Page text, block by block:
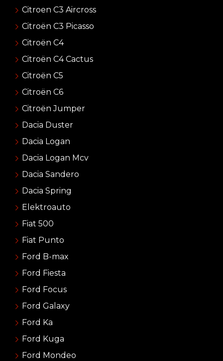
Citroen C3 Aircross
Citroën C3 Picasso
Citroën C4
Citroën C4 Cactus
Citroën C5
Citroën C6
Citroën Jumper
Dacia Duster
Dacia Logan
Dacia Logan Mcv
Dacia Sandero
Dacia Spring
Elektroauto
Fiat 500
Fiat Punto
Ford B-max
Ford Fiesta
Ford Focus
Ford Galaxy
Ford Ka
Ford Kuga
Ford Mondeo